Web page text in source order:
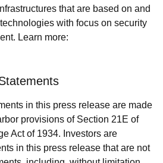
that are based on and
with focus on security
Learn more:
in this press release are made
provisions of Section 21E of
Act of 1934. Investors are
in this press release that are not